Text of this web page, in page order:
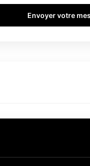
Envoyer votre